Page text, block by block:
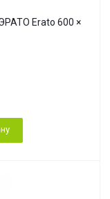
Erato 600 ×